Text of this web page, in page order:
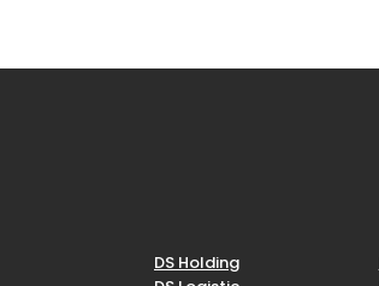
DS Holding